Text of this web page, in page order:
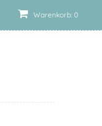
Warenkorb: 0